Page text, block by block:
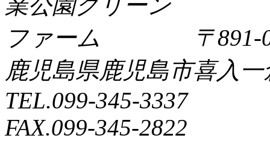
〒891-
鹿児島県鹿児島市喜入一
TEL.099-345-3337
FAX.099-345-2822